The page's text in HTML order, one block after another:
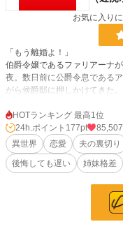
お気に入り
「もう離婚よ！」
伯爵令嬢であるファリアーナ
夜。数日前に公爵令息である
がら侯爵邸に押しかけてきた
何を言っても夫の元にも実家
を奪われていったロヴァンス
ーナと離婚しシルフィーナを
を受け入れる。
両親と血の繋がらない兄は姉
ないならうちに来い」と提案す
辛い目に遭うのかと思いなが
ファリアーナだったが、屋敷
HOTランキング 最高1位
24h.ポイント 177pt
85,507
異世界
恋愛 夫の裏切り
後悔しても遅い
姉妹格差